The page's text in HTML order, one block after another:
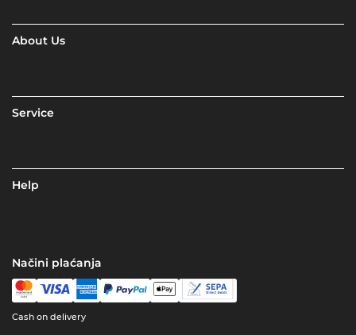
About Us
Service
Help
Načini plaćanja
Cash on delivery